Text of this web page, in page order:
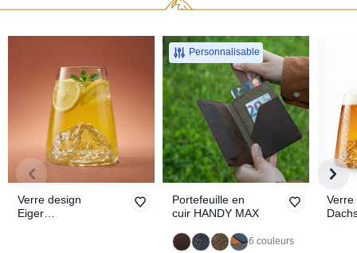
Verre design
Eiger
Personnalisable
Portefeuille en
cuir HANDY MAX
6 couleurs
Verre